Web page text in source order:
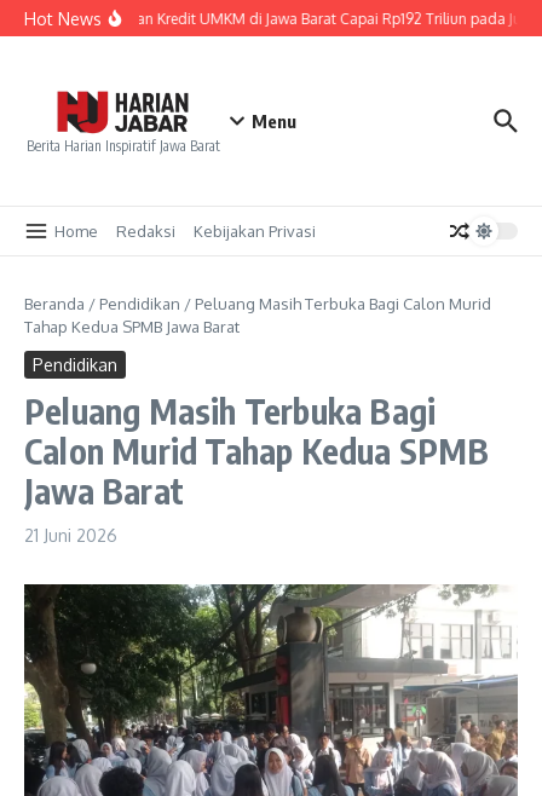
Lewati ke konten
Hot NewsPenyaluran Kredit UMKM di Jawa Barat Capai Rp192 Triliun pada Juni
Berita Harian Inspiratif Jawa Barat
Menu
Home Redaksi Kebijakan Privasi
Beranda / Pendidikan / Peluang Masih Terbuka Bagi Calon Murid
Tahap Kedua SPMB Jawa Barat
Pendidikan
Peluang Masih Terbuka Bagi
Calon Murid Tahap Kedua SPMB
Jawa Barat
21 Juni 2026